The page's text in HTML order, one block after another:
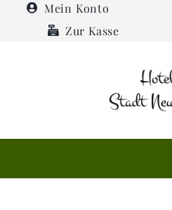
Mein Konto
Zur Kasse